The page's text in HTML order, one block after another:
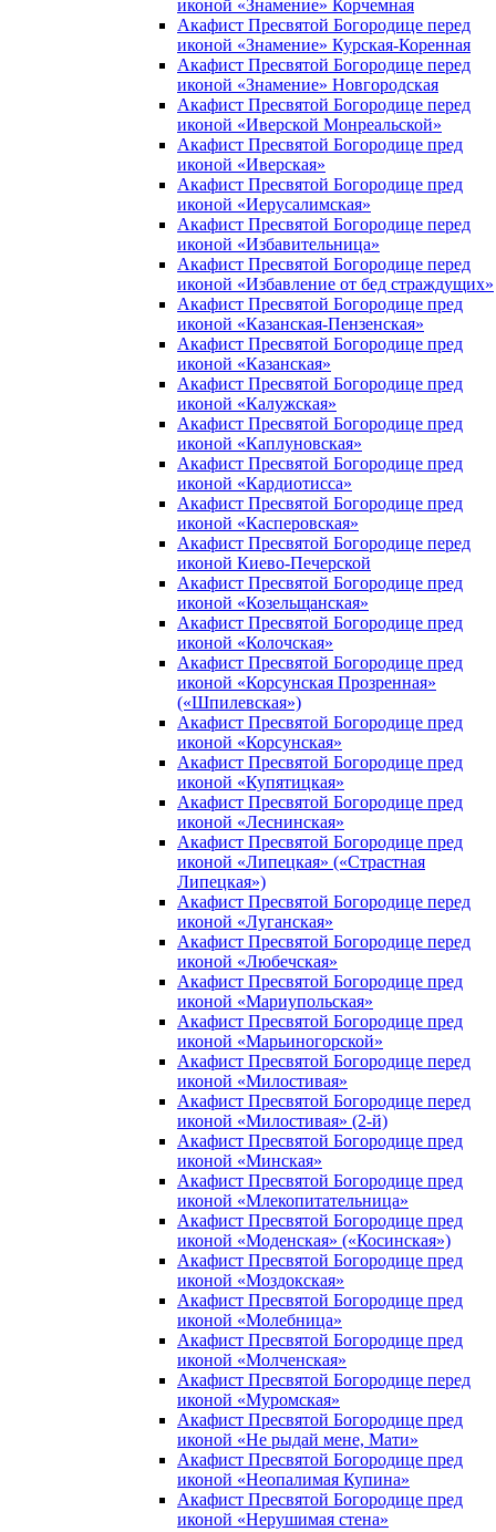
иконой «Знамение» Корчемная
Акафист Пресвятой Богородице перед
иконой «Знамение» Курская-Коренная
Акафист Пресвятой Богородице перед
иконой «Знамение» Новгородская
Акафист Пресвятой Богородице перед
иконой «Иверской Монреальской»
Акафист Пресвятой Богородице пред
иконой «Иверская»
Акафист Пресвятой Богородице пред
иконой «Иерусалимская»
Акафист Пресвятой Богородице перед
иконой «Избавительница»
Акафист Пресвятой Богородице перед
иконой «Избавление от бед страждущих»
Акафист Пресвятой Богородице пред
иконой «Казанская-Пензенская»
Акафист Пресвятой Богородице пред
иконой «Казанская»
Акафист Пресвятой Богородице пред
иконой «Калужская»
Акафист Пресвятой Богородице пред
иконой «Каплуновская»
Акафист Пресвятой Богородице пред
иконой «Кардиотисса»
Акафист Пресвятой Богородице пред
иконой «Касперовская»
Акафист Пресвятой Богородице перед
иконой Киево-Печерской
Акафист Пресвятой Богородице пред
иконой «Козельщанская»
Акафист Пресвятой Богородице пред
иконой «Колочская»
Акафист Пресвятой Богородице пред
иконой «Корсунская Прозренная»
(«Шпилевская»)
Акафист Пресвятой Богородице пред
иконой «Корсунская»
Акафист Пресвятой Богородице пред
иконой «Купятицкая»
Акафист Пресвятой Богородице пред
иконой «Леснинская»
Акафист Пресвятой Богородице пред
иконой «Липецкая» («Страстная
Липецкая»)
Акафист Пресвятой Богородице перед
иконой «Луганская»
Акафист Пресвятой Богородице перед
иконой «Любечская»
Акафист Пресвятой Богородице пред
иконой «Мариупольская»
Акафист Пресвятой Богородице пред
иконой «Марьиногорской»
Акафист Пресвятой Богородице перед
иконой «Милостивая»
Акафист Пресвятой Богородице перед
иконой «Милостивая» (2-й)
Акафист Пресвятой Богородице пред
иконой «Минская»
Акафист Пресвятой Богородице пред
иконой «Млекопитательница»
Акафист Пресвятой Богородице пред
иконой «Моденская» («Косинская»)
Акафист Пресвятой Богородице пред
иконой «Моздокская»
Акафист Пресвятой Богородице пред
иконой «Молебница»
Акафист Пресвятой Богородице пред
иконой «Молченская»
Акафист Пресвятой Богородице перед
иконой «Муромская»
Акафист Пресвятой Богородице пред
иконой «Не рыдай мене, Мати»
Акафист Пресвятой Богородице пред
иконой «Неопалимая Купина»
Акафист Пресвятой Богородице пред
иконой «Нерушимая стена»